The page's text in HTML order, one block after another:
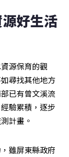
好生活
源保育的觀
尋找其他地方
已有曾文溪流
驗累積，逐步
計畫。
雖屏東縣政府